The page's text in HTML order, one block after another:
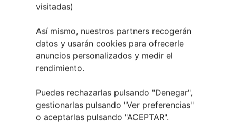
visitadas)
Así mismo, nuestros partners recogerán
datos y usarán cookies para ofrecerle
anuncios personalizados y medir el
rendimiento.
Puedes rechazarlas pulsando "Denegar",
gestionarlas pulsando "Ver preferencias"
o aceptarlas pulsando "ACEPTAR".